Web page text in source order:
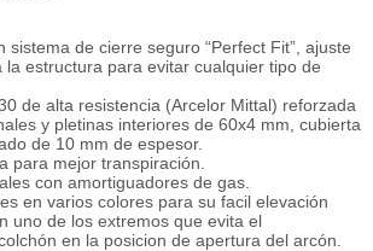
sistema de cierre seguro “Perfect Fit”, ajuste
la estructura para evitar cualquier tipo de
de alta resistencia (Arcelor Mittal) reforzada
y pletinas interiores de 60x4 mm, cubierta
de 10 mm de espesor.
para mejor transpiración.
con amortiguadores de gas.
en varios colores para su facil elevación
uno de los extremos que evita el
en la posicion de apertura del arcón.